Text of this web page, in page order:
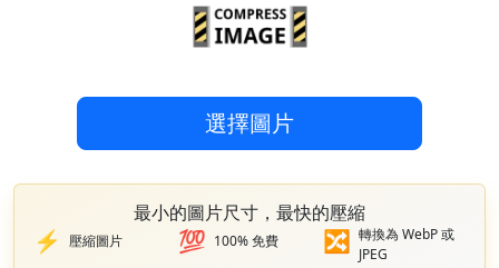
選擇圖片
最小的圖片尺寸，最快的壓縮
⚡ 壓縮圖片 💯 100% 免費 🔀 轉換為 WebP 或
JPEG